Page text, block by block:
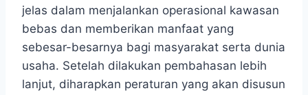
jelas dalam menjalankan operasional kawasan
bebas dan memberikan manfaat yang
sebesar-besarnya bagi masyarakat serta dunia
usaha. Setelah dilakukan pembahasan lebih
lanjut, diharapkan peraturan yang akan disusun